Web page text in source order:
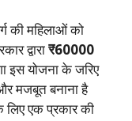
की महिलाओं को
द्वारा₹60000
इस योजना के जरिए
मजबूत बनाना है
लिए एक प्रकार की